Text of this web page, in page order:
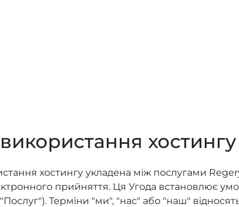
хостингу
хостингу укладена між послугами
прийняття. Ця Угода встановлює
Терміни "ми", "нас" або "наш"